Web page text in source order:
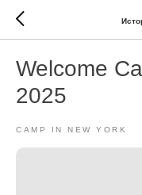
Welcome
2025
CAMP IN NEW YORK